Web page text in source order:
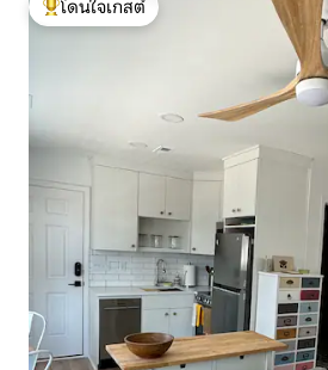
โดนใจเกสต์ที่สุด
โดนใจเกสต์